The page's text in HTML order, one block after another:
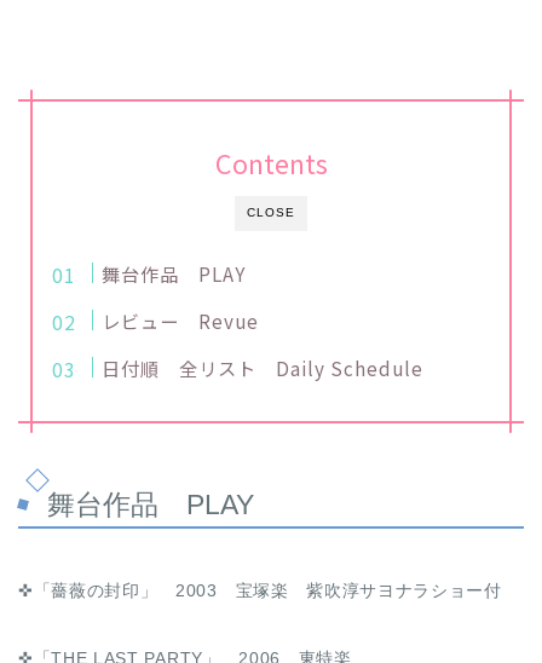
CLOSE
Contents
舞台作品 PLAY
レビュー Revue
日付順 全リスト Daily Schedule
舞台作品 PLAY
✜「薔薇の封印」 2003 宝塚楽 紫吹淳サヨナラショー付
✜「THE LAST PARTY」 2006 東特楽